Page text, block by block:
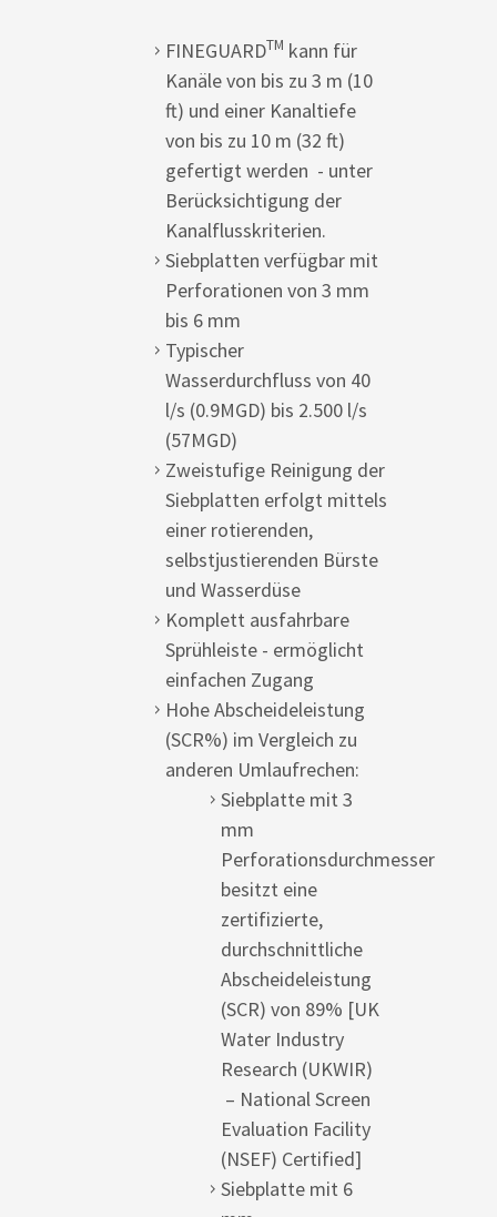
FINEGUARDTM kann für
Kanäle von bis zu 3 m (10
ft) und einer Kanaltiefe
von bis zu 10 m (32 ft)
gefertigt werden - unter
Berücksichtigung der
Kanalflusskriterien.
Siebplatten verfügbar mit
Perforationen von 3 mm
bis 6 mm
Typischer
Wasserdurchfluss von 40
l/s (0.9MGD) bis 2.500 l/s
(57MGD)
Zweistufige Reinigung der
Siebplatten erfolgt mittels
einer rotierenden,
selbstjustierenden Bürste
und Wasserdüse
Komplett ausfahrbare
Sprühleiste - ermöglicht
einfachen Zugang
Hohe Abscheideleistung
(SCR%) im Vergleich zu
anderen Umlaufrechen:
Siebplatte mit 3
mm
Perforationsdurchmesser
besitzt eine
zertifizierte,
durchschnittliche
Abscheideleistung
(SCR) von 89% [UK
Water Industry
Research (UKWIR)
– National Screen
Evaluation Facility
(NSEF) Certified]
Siebplatte mit 6